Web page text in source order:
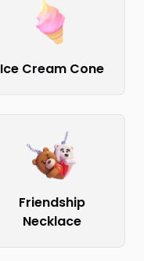
Ice Cream Cone
Friendship
Necklace